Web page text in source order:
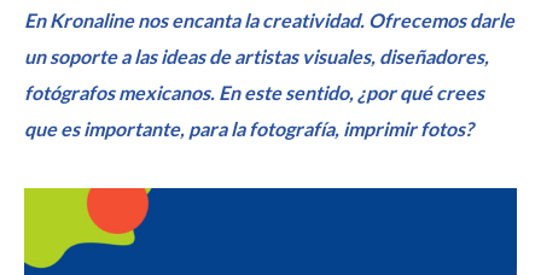
En Kronaline nos encanta la creatividad. Ofrecemos darle
un soporte a las ideas de artistas visuales, diseñadores,
fotógrafos mexicanos. En este sentido, ¿por qué crees
que es importante, para la fotografía, imprimir fotos?